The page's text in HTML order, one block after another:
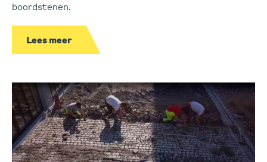
boordstenen.
Lees meer